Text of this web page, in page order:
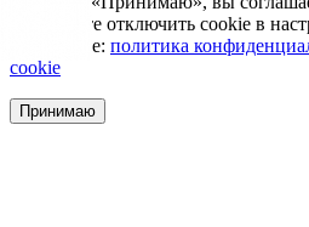
Вы можете отключить cookie в
Подробнее: политика
cookie
Принимаю